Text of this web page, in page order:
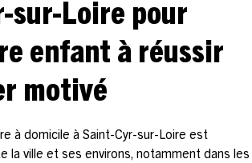
sur-Loire pour
enfant à réussir
motivé
à domicile à Saint-Cyr-sur-Loire est
la ville et ses environs, notamment dans les